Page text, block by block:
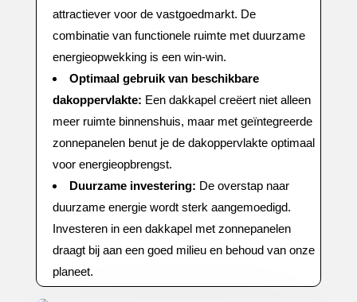
attractiever voor de vastgoedmarkt.​ De
combinatie van functionele ruimte met duurzame
energieopwekking is een win-win.​
Optimaal gebruik van beschikbare
dakoppervlakte: Een dakkapel creëert niet alleen
meer ruimte binnenshuis, maar met geïntegreerde
zonnepanelen benut je de dakoppervlakte optimaal
voor energieopbrengst.​
Duurzame investering: De overstap naar
duurzame energie wordt sterk aangemoedigd.​
Investeren in een dakkapel met zonnepanelen
draagt bij aan een goed milieu en behoud van onze
planeet.​